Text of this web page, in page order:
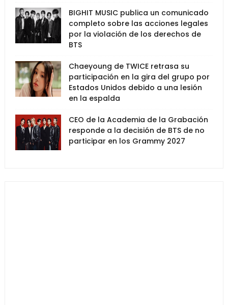
BIGHIT MUSIC publica un comunicado
completo sobre las acciones legales
por la violación de los derechos de
BTS
Chaeyoung de TWICE retrasa su
participación en la gira del grupo por
Estados Unidos debido a una lesión
en la espalda
CEO de la Academia de la Grabación
responde a la decisión de BTS de no
participar en los Grammy 2027